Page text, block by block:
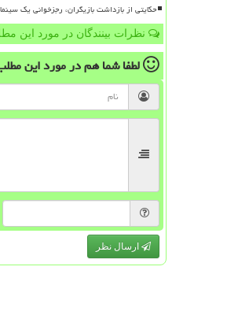
حکایتی از بازداشت بازیگران، رجزخوانی یک
نظرات بینندگان در مورد این
لطفا شما همدر مورد این
ارسال نظر